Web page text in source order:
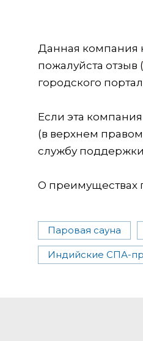
Данная компания
пожалуйста отзыв (
городского
Если эта
(в верхнем правом
службу
О преимуществах
Паровая сауна
Индийские СПА-